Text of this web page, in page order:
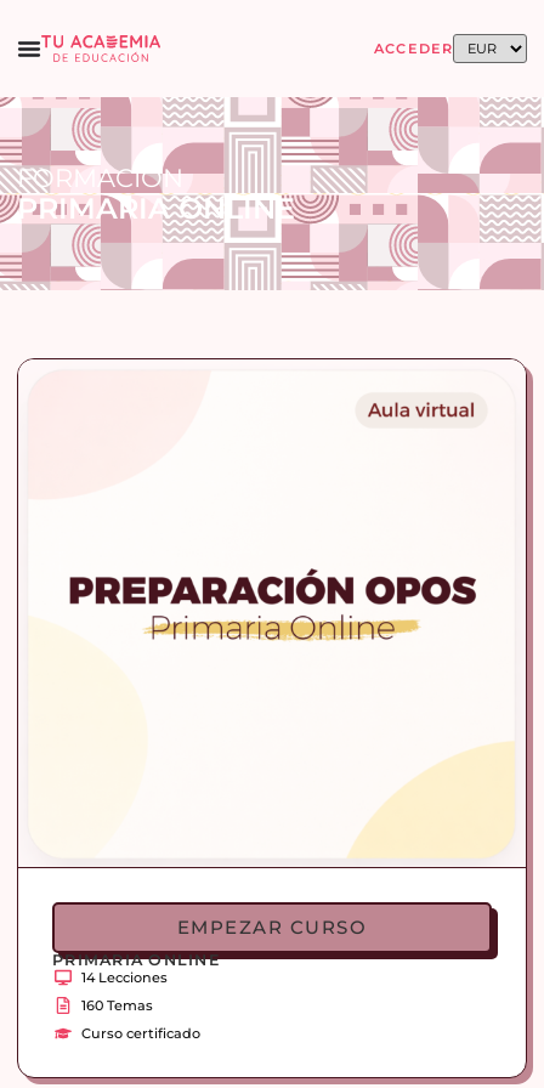
ACCEDER
FORMACIÓN
PRIMARIA ONLINE
EMPEZAR CURSO
PRIMARIA ONLINE
14 Lecciones
160 Temas
Curso certificado